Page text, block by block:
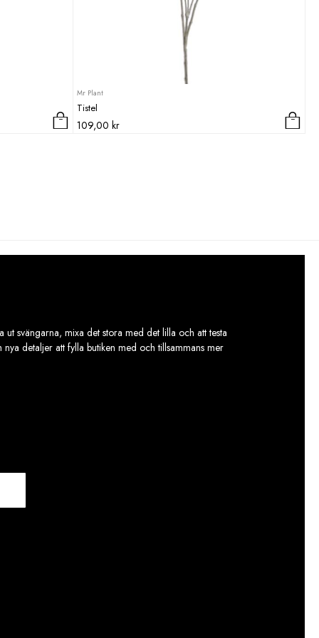
Mr Plant
Tistel
109,00 kr
svängarna, mixa det stora med det lilla och att testa
detaljer att fylla butiken med och tillsammans mer